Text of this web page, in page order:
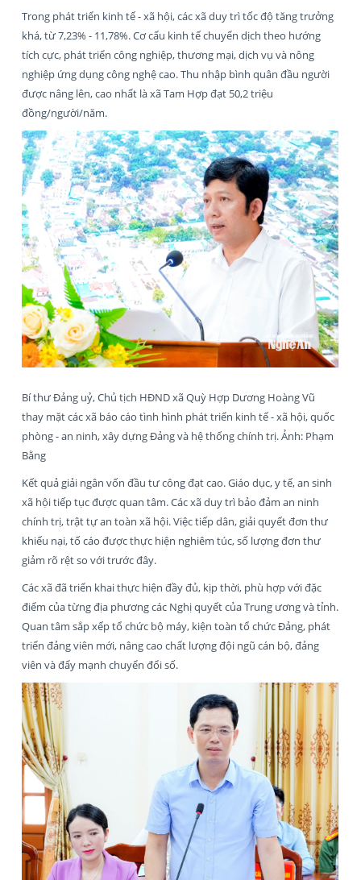
Trong phát triển kinh tế - xã hội, các xã duy trì tốc độ tăng trưởng
khá, từ 7,23% - 11,78%. Cơ cấu kinh tế chuyển dịch theo hướng
tích cực, phát triển công nghiệp, thương mại, dịch vụ và nông
nghiệp ứng dụng công nghệ cao. Thu nhập bình quân đầu người
được nâng lên, cao nhất là xã Tam Hợp đạt 50,2 triệu
đồng/người/năm.
Bí thư Đảng uỷ, Chủ tịch HĐND xã Quỳ Hợp Dương Hoàng Vũ
thay mặt các xã báo cáo tình hình phát triển kinh tế - xã hội, quốc
phòng - an ninh, xây dựng Đảng và hệ thống chính trị. Ảnh: Phạm
Bằng
Kết quả giải ngân vốn đầu tư công đạt cao. Giáo dục, y tế, an sinh
xã hội tiếp tục được quan tâm. Các xã duy trì bảo đảm an ninh
chính trị, trật tự an toàn xã hội. Việc tiếp dân, giải quyết đơn thư
khiếu nại, tố cáo được thực hiện nghiêm túc, số lượng đơn thư
giảm rõ rệt so với trước đây.
Các xã đã triển khai thực hiện đầy đủ, kịp thời, phù hợp với đặc
điểm của từng địa phương các Nghị quyết của Trung ương và tỉnh.
Quan tâm sắp xếp tổ chức bộ máy, kiện toàn tổ chức Đảng, phát
triển đảng viên mới, nâng cao chất lượng đội ngũ cán bộ, đảng
viên và đẩy mạnh chuyển đổi số.